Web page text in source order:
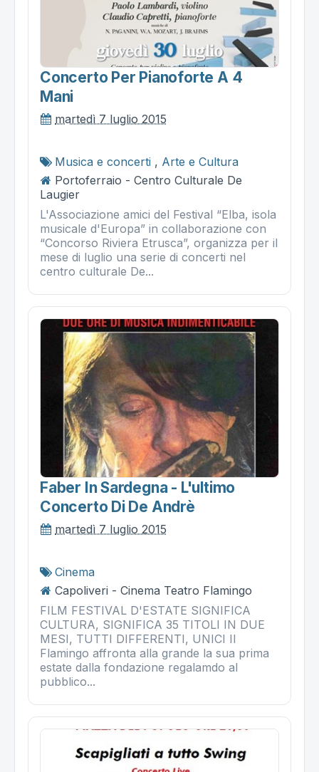
Concerto Per Pianoforte A 4
Mani
martedì 7 luglio 2015
Musica e concerti , Arte e Cultura
Portoferraio - Centro Culturale De
Laugier
L'Associazione amici del Festival “Elba, isola
musicale d'Europa” in collaborazione con
“Concorso Riviera Etrusca”, organizza per il
mese di luglio una serie di concerti nel
centro culturale De...
Faber In Sardegna - L'ultimo
Concerto Di De Andrè
martedì 7 luglio 2015
Cinema
Capoliveri - Cinema Teatro Flamingo
FILM FESTIVAL D'ESTATE SIGNIFICA
CULTURA, SIGNIFICA 35 TITOLI IN DUE
MESI, TUTTI DIFFERENTI, UNICI Il
Flamingo affronta alla grande la sua prima
estate dalla fondazione regalamdo al
pubblico...